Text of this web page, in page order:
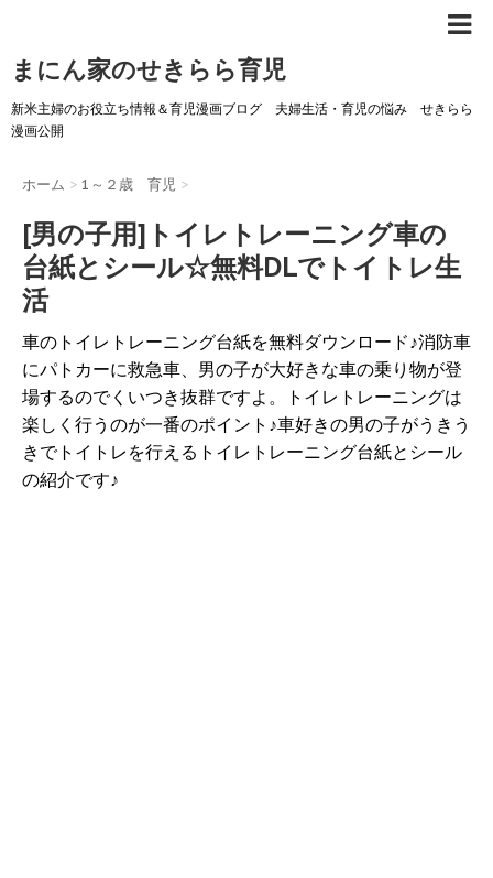
まにん家のせきらら育児
新米主婦のお役立ち情報＆育児漫画ブログ 夫婦生活・育児の悩み せきらら
漫画公開
ホーム > 1～２歳 育児 >
[男の子用]トイレトレーニング車の
台紙とシール☆無料DLでトイトレ生
活
車のトイレトレーニング台紙を無料ダウンロード♪消防車
にパトカーに救急車、男の子が大好きな車の乗り物が登
場するのでくいつき抜群ですよ。トイレトレーニングは
楽しく行うのが一番のポイント♪車好きの男の子がうきう
きでトイトレを行えるトイレトレーニング台紙とシール
の紹介です♪